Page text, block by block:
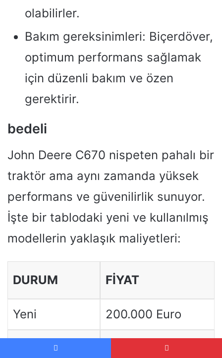
olabilirler.
Bakım gereksinimleri: Biçerdöver,
optimum performans sağlamak
için düzenli bakım ve özen
gerektirir.
bedeli
John Deere C670 nispeten pahalı bir
traktör ama aynı zamanda yüksek
performans ve güvenilirlik sunuyor.
İşte bir tablodaki yeni ve kullanılmış
modellerin yaklaşık maliyetleri:
DURUM FIYAT
Yeni 200.000 Euro
Kullanılmış 120.000 Euro